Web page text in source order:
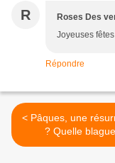
R Roses Des
Joyeuses
Répondre
< Pâques, une résurrection
? Quelle